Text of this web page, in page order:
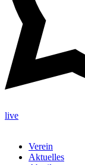
live
Verein
Aktuelles